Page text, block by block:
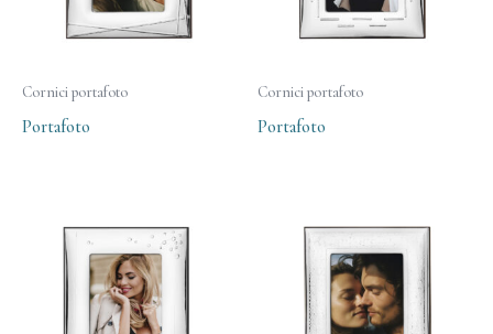
Cornici portafoto
Portafoto
Cornici portafoto
Portafoto